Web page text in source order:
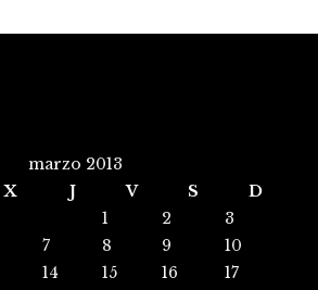
marzo 2013
X J V S
D
1
2
3
7 8 9
10
14 15 16
17